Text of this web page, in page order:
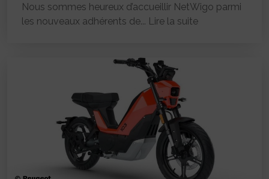
Nous sommes heureux d’accueillir NetWigo parmi
les nouveaux adhérents de... Lire la suite